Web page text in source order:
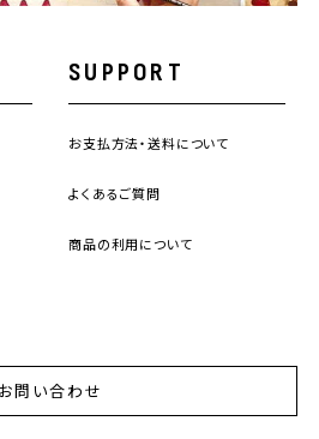
SUPPORT
お支払方法・送料について
よくあるご質問
商品の利用について
お問い合わせ